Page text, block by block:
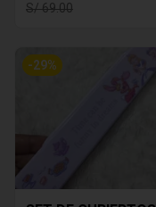
S/ 69.00
-29%